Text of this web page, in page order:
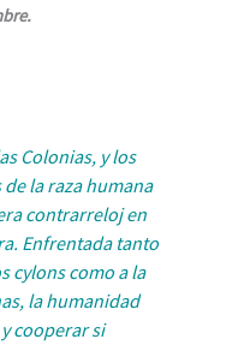
Colonias, y los
la raza humana
contrarreloj en
Enfrentada tanto
cylons como a la
la humanidad
cooperar si